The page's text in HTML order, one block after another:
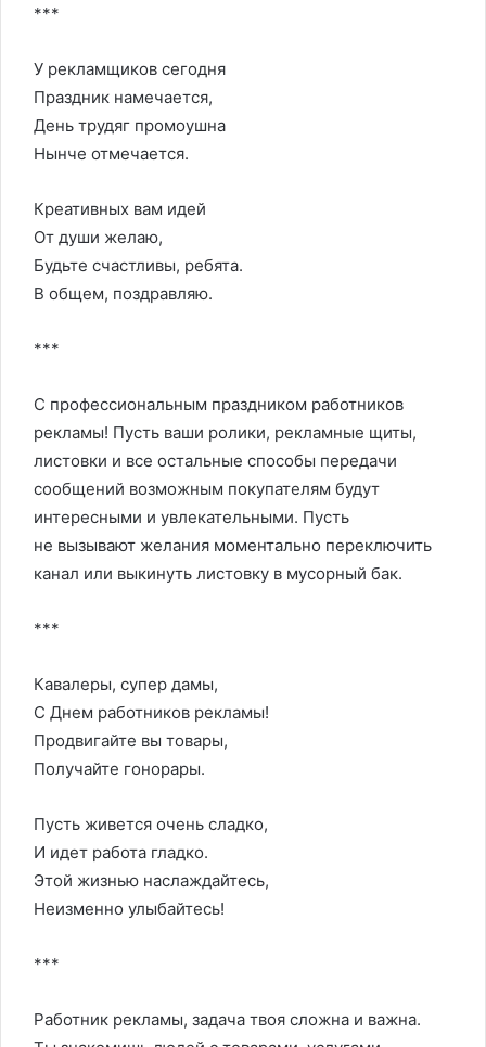
***
У рекламщиков сегодня
Праздник намечается,
День трудяг промоушна
Нынче отмечается.
Креативных вам идей
От души желаю,
Будьте счастливы, ребята.
В общем, поздравляю.
***
С профессиональным праздником работников
рекламы! Пусть ваши ролики, рекламные щиты,
листовки и все остальные способы передачи
сообщений возможным покупателям будут
интересными и увлекательными. Пусть
не вызывают желания моментально переключить
канал или выкинуть листовку в мусорный бак.
***
Кавалеры, супер дамы,
С Днем работников рекламы!
Продвигайте вы товары,
Получайте гонорары.
Пусть живется очень сладко,
И идет работа гладко.
Этой жизнью наслаждайтесь,
Неизменно улыбайтесь!
***
Работник рекламы, задача твоя сложна и важна.